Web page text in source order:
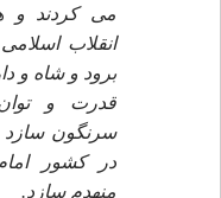
مى كردند و
انقلاب
برود و شاه و
قدرت و توان
سرنگون سازد
در كشور
منهدم سازد.